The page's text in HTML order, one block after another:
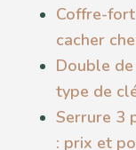
Coffre-
cacher
Double
type de
Serrure 3
: prix et